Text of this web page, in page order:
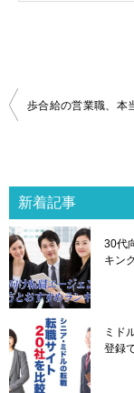
投
稿
ゲ
ー
シ
ョ
ン
新着記事
30代
キン
ミド
登録